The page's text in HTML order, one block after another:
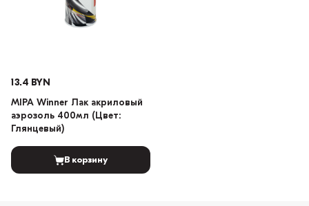
13.4 BYN
MIPA Winner Лак акриловый
аэрозоль 400мл (Цвет:
Глянцевый)
В корзину